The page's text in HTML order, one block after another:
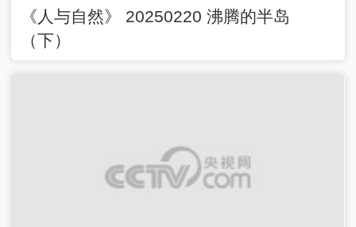
《人与自然》 20250220 沸腾的半岛
（下）